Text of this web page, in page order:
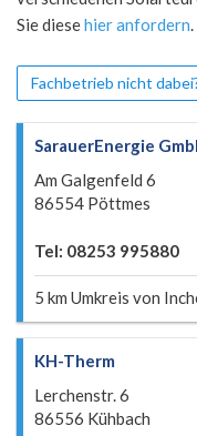
Sie diesehier anfordern.
Fachbetrieb nicht
SarauerEnergie
Am Galgenfeld 6
86554 Pöttmes
Tel: 08253 995880
5 km Umkreis von
KH-Therm
Lerchenstr. 6
86556 Kühbach